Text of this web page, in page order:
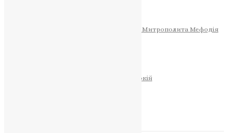
Фонд Пам’яті Блаженнішого Митрополита Мефодія
Записки за здоров’я та за упокій